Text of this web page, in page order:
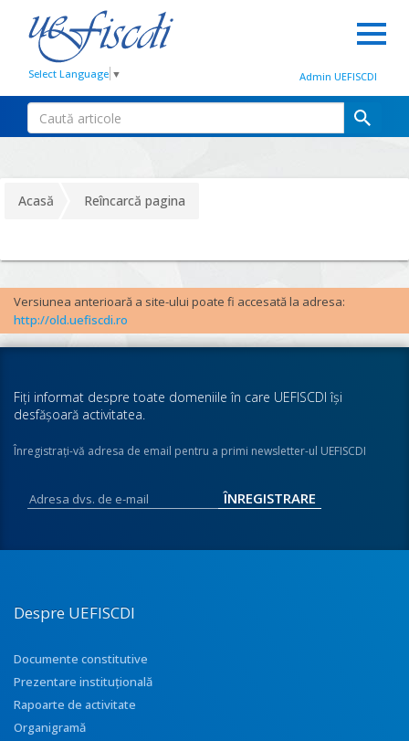
Select Language ▼ Admin UEFISCDI
Acasă Reîncarcă pagina
Versiunea anterioară a site-ului poate fi accesată la adresa:
http://old.uefiscdi.ro
Fiţi informat despre toate domeniile în care UEFISCDI îşi
desfăşoară activitatea.
Înregistraţi-vă adresa de email pentru a primi newsletter-ul UEFISCDI
Despre UEFISCDI
Documente constitutive
Prezentare instituţională
Rapoarte de activitate
Organigramă